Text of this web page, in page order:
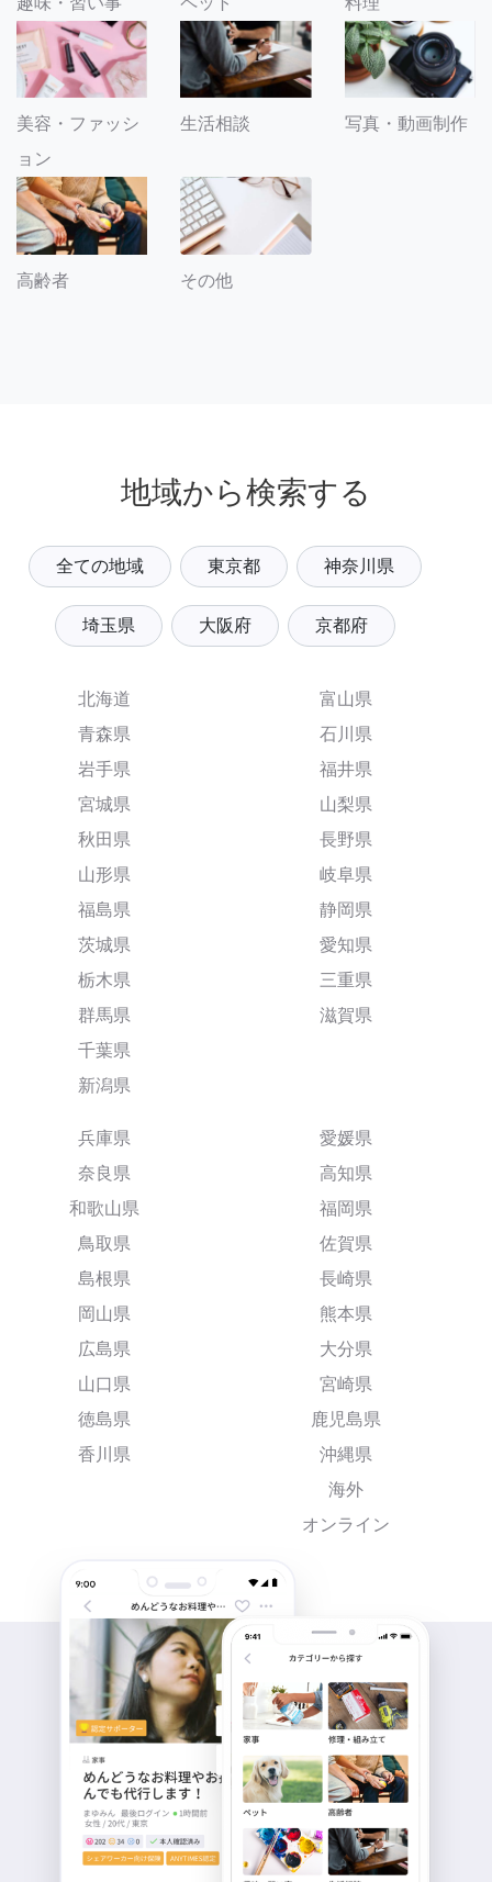
美容・ファッシ
ョン
生活相談 写真・動画制作
高齢者 その他
地域から検索する
全ての地域 東京都 神奈川県
埼玉県 大阪府 京都府
北海道
青森県
岩手県
宮城県
秋田県
山形県
福島県
茨城県
栃木県
群馬県
千葉県
新潟県
富山県
石川県
福井県
山梨県
長野県
岐阜県
静岡県
愛知県
三重県
滋賀県
兵庫県
奈良県
和歌山県
鳥取県
島根県
岡山県
広島県
山口県
徳島県
香川県
愛媛県
高知県
福岡県
佐賀県
長崎県
熊本県
大分県
宮崎県
鹿児島県
沖縄県
海外
オンライン